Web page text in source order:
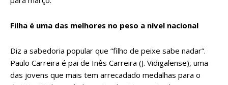
Filha é uma das melhores no peso a nível nacional
Diz a sabedoria popular que “filho de peixe sabe nadar”.
Paulo Carreira é pai de Inês Carreira (J. Vidigalense), uma
das jovens que mais tem arrecadado medalhas para o